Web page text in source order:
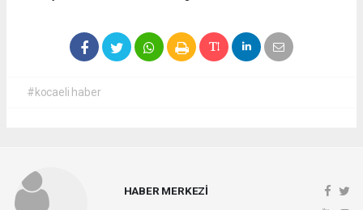
#kocaeli haber
HABER MERKEZİ